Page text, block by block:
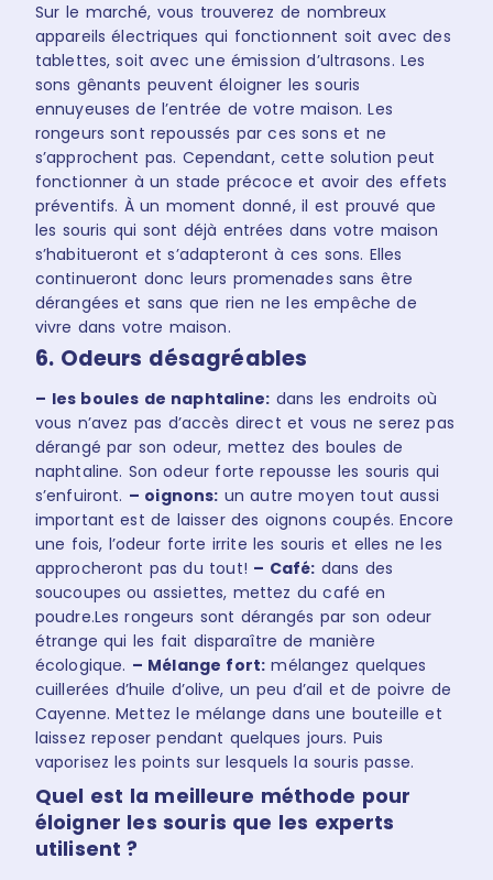
Sur le marché, vous trouverez de nombreux
appareils électriques qui fonctionnent soit avec des
tablettes, soit avec une émission d’ultrasons. Les
sons gênants peuvent éloigner les souris
ennuyeuses de l’entrée de votre maison. Les
rongeurs sont repoussés par ces sons et ne
s’approchent pas. Cependant, cette solution peut
fonctionner à un stade précoce et avoir des effets
préventifs. À un moment donné, il est prouvé que
les souris qui sont déjà entrées dans votre maison
s’habitueront et s’adapteront à ces sons. Elles
continueront donc leurs promenades sans être
dérangées et sans que rien ne les empêche de
vivre dans votre maison.
6. Odeurs désagréables
– les boules de naphtaline: dans les endroits où
vous n’avez pas d’accès direct et vous ne serez pas
dérangé par son odeur, mettez des boules de
naphtaline. Son odeur forte repousse les souris qui
s’enfuiront. – oignons: un autre moyen tout aussi
important est de laisser des oignons coupés. Encore
une fois, l’odeur forte irrite les souris et elles ne les
approcheront pas du tout! – Café: dans des
soucoupes ou assiettes, mettez du café en
poudre.Les rongeurs sont dérangés par son odeur
étrange qui les fait disparaître de manière
écologique. – Mélange fort:mélangez quelques
cuillerées d’huile d’olive, un peu d’ail et de poivre de
Cayenne. Mettez le mélange dans une bouteille et
laissez reposer pendant quelques jours. Puis
vaporisez les points sur lesquels la souris passe.
Quel est la meilleure méthode pour
éloigner les souris que les experts
utilisent ?